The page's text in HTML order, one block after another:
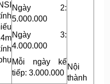
Ngày 2:
5.000.000
Ngày 3:
4.000.000
Mỗi ngày kế
tiếp: 3.000.000
Nội
thành